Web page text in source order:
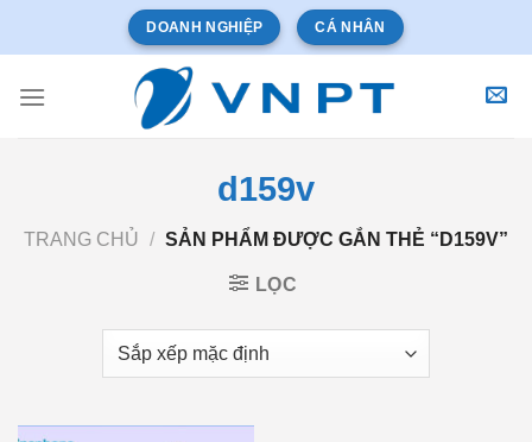
dung
DOANH NGHIỆP CÁ NHÂN
d159v
TRANG CHỦ / SẢN PHẨM ĐƯỢC GẮN THẺ “D159V”
LỌC